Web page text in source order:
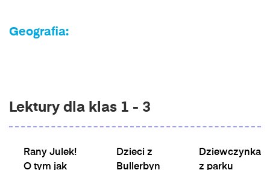
Geografia:
Lektury dla klas 1 - 3
Rany Julek!
O tym jak
Dzieci z
Bullerbyn
Dziewczynka
z parku